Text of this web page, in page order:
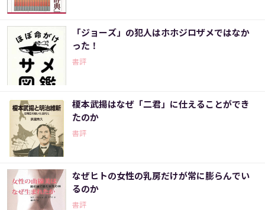
「ジョーズ」の犯人はホホジロザメではなか
った！
書評
榎本武揚はなぜ「二君」に仕えることができ
たのか
書評
なぜヒトの女性の乳房だけが常に膨らんでい
るのか
書評